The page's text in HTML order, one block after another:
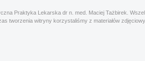
Praktyka Lekarska dr n. med. Maciej Tażbirek.
tworzenia witryny korzystaliśmy z materiałów